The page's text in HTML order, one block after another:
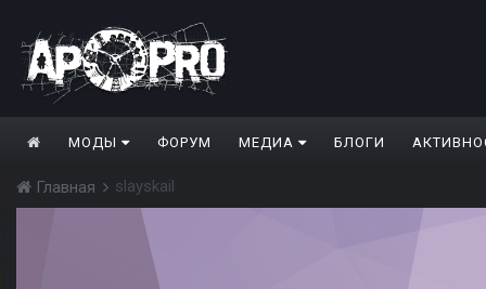
МОДЫ ФОРУМ МЕДИА БЛОГИ
Главная slayskail